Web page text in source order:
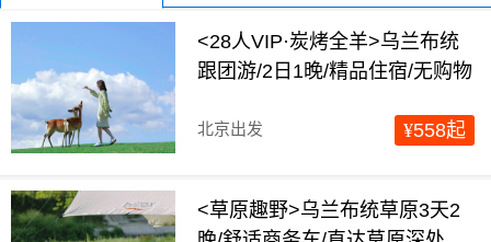
<28人VIP·炭烤全羊>乌兰布统
跟团游/2日1晚/精品住宿/无购物
北京出发 ¥558起
<草原趣野>乌兰布统草原3天2